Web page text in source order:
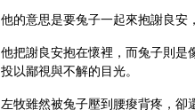
他的意思是要兔子一起來抱謝良安
他把謝良安抱在懷裡，而兔子則是
投以鄙視與不解的目光。
左牧雖然被兔子壓到腰痠背疼，卻